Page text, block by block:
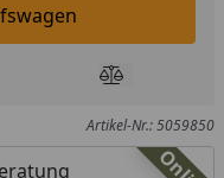
Einkaufswagen legen
hinzufügenProdukt
Artikel-Nr.: 5059850